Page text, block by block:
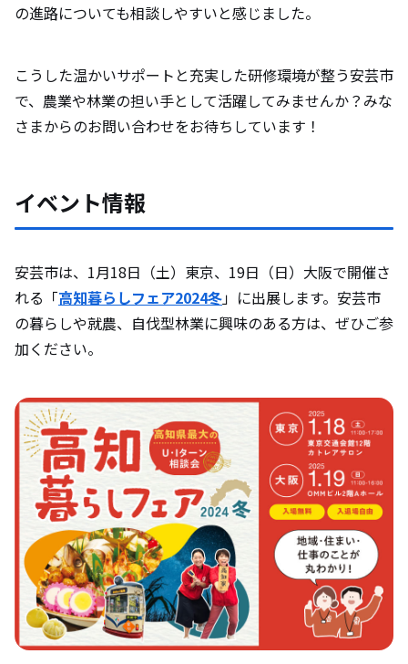
の進路についても相談しやすいと感じました。
こうした温かいサポートと充実した研修環境が整う安芸市
で、農業や林業の担い手として活躍してみませんか？みな
さまからのお問い合わせをお待ちしています！
イベント情報
安芸市は、1月18日（土）東京、19日（日）大阪で開催さ
れる「高知暮らしフェア2024冬」に出展します。安芸市
の暮らしや就農、自伐型林業に興味のある方は、ぜひご参
加ください。